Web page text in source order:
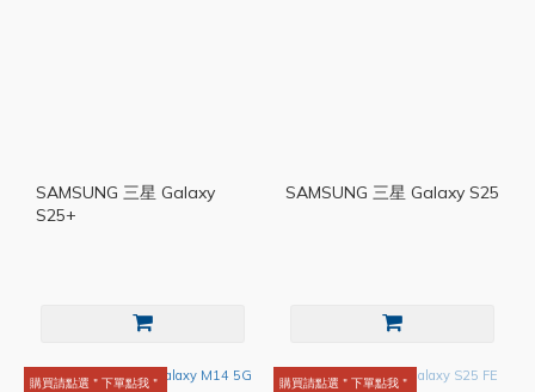
SAMSUNG 三星 Galaxy
S25+
SAMSUNG 三星 Galaxy S25
購買請點選＂下單點我＂ 購買請點選＂下單點我＂